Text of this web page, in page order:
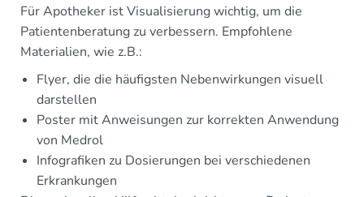
Für Apotheker ist Visualisierung wichtig, um die
Patientenberatung zu verbessern. Empfohlene
Materialien, wie z.B.:
Flyer, die die häufigsten Nebenwirkungen visuell
darstellen
Poster mit Anweisungen zur korrekten Anwendung
von Medrol
Infografiken zu Dosierungen bei verschiedenen
Erkrankungen